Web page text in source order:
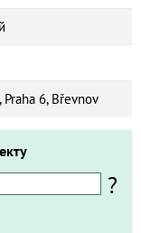
Praha 6, Břevnov
?